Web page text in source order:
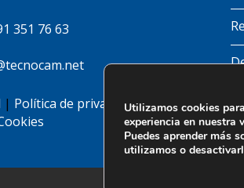
351 76 63
| Política de privacidad|
Utilizamos cookies
experiencia en nuestra
Puedes aprender más
utilizamos o